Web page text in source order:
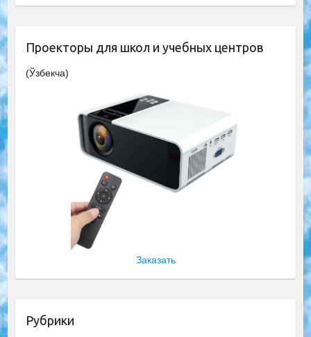
Проекторы для школ и учебных центров
(Ўзбекча)
Заказать
Рубрики